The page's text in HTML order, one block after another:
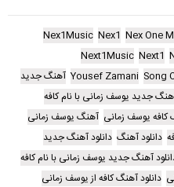
Nex One
Nex1
Nex1Music
Next1
Next1Music
Song
Yousef Zamani آهنگ جدید
جدید یوسف زمانی با نام کافه
کافه یوسف زمانی آهنگ یوسف زمانی
دانلود آهنگ دانلود آهنگ جدید
آهنگ جدید یوسف زمانی با نام کافه
دانلود آهنگ کافه از یوسف زمانی